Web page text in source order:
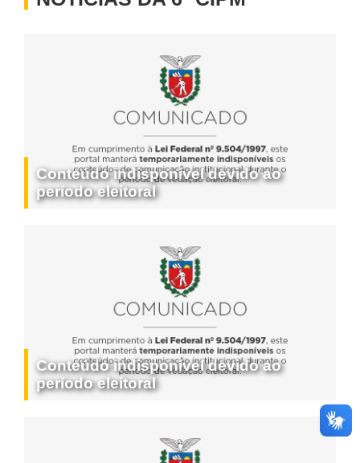
Conteúdo indisponível devido ao
período eleitoral
Conteúdo indisponível devido ao
período eleitoral